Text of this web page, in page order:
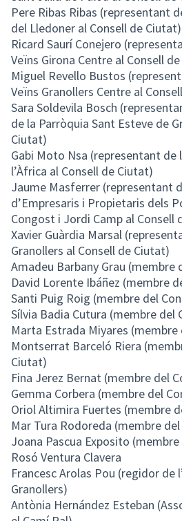
Pere Ribas Ribas (representant
del Lledoner al Consell de Ciutat)
Ricard Saurí Conejero
Veïns Girona Centre al Consell
Miguel Revello Bustos
Veïns Granollers Centre al
Sara Soldevila Bosch
de la Parròquia Sant Esteve de
Ciutat)
Gabi Moto Nsa (representant de
l’Àfrica al Consell de Ciutat)
Jaume Masferrer (representant
d’Empresaris i Propietaris dels
Congost i Jordi Camp al Consell
Xavier Guàrdia Marsal
Granollers al Consell de Ciutat)
Amadeu Barbany Grau (membre
David Lorente Ibáñez (membre
Santi Puig Roig (membre del
Sílvia Badia Cutura (membre del
Marta Estrada Miyares
Montserrat Barceló Riera
Ciutat)
Fina Jerez Bernat (membre del
Gemma Corbera (membre del
Oriol Altimira Fuertes (membre
Mar Tura Rodoreda (membre
Joana Pascua Exposito
Rosó Ventura Clavera
Francesc Arolas Pou (regidor de
Granollers)
Antònia Hernández Esteban